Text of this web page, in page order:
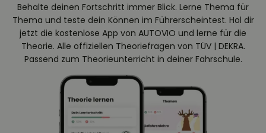
Behalte deinen Fortschritt immer Blick. Lerne Thema für
Thema und teste dein Können im Führerscheintest. Hol dir
jetzt die kostenlose App von AUTOVIO und lerne für die
Theorie. Alle offiziellen Theoriefragen von TÜV | DEKRA.
Passend zum Theorieunterricht in deiner Fahrschule.